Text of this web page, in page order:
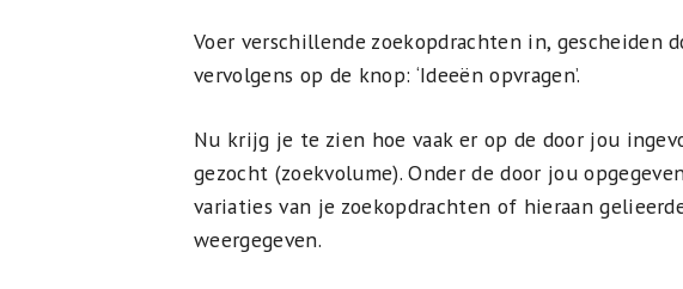
Voer verschillende zoekopdrachten in, gescheiden
vervolgens op de knop: ‘Ideeën opvragen’.
Nu krijg je te zien hoe vaak er op de door jou
gezocht (zoekvolume). Onder de door jou
variaties van je zoekopdrachten of hieraan
weergegeven.